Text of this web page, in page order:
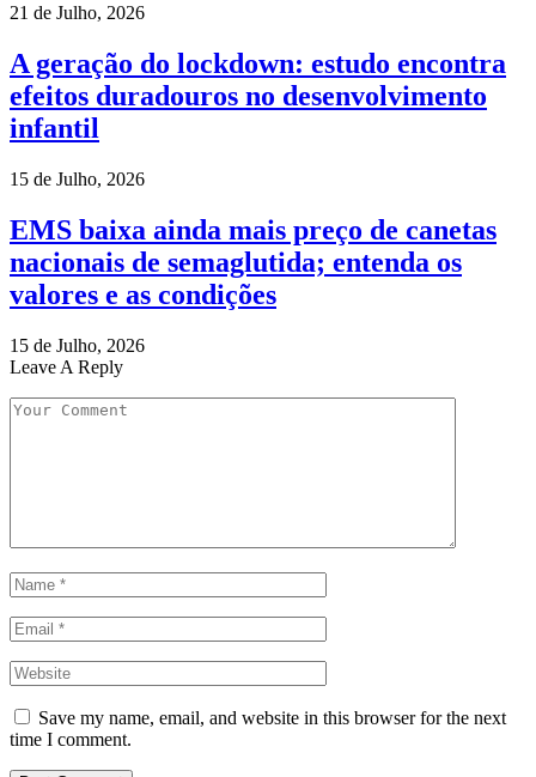
21 de Julho, 2026
A geração do lockdown: estudo encontra
efeitos duradouros no desenvolvimento
infantil
15 de Julho, 2026
EMS baixa ainda mais preço de canetas
nacionais de semaglutida; entenda os
valores e as condições
15 de Julho, 2026
Leave A Reply
Save my name, email, and website in this browser for the next
time I comment.